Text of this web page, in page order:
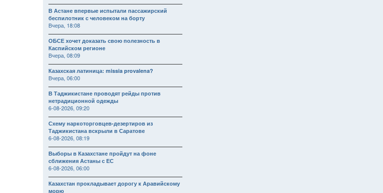
В Астане впервые испытали пассажирский
беспилотник с человеком на борту
Вчера, 18:08
ОБСЕ хочет доказать свою полезность в
Каспийском регионе
Вчера, 08:09
Казахская латиница: missia provalena?
Вчера, 06:00
В Таджикистане проводят рейды против
нетрадиционной одежды
6-08-2026, 09:20
Схему наркоторговцев-дезертиров из
Таджикистана вскрыли в Саратове
6-08-2026, 08:19
Выборы в Казахстане пройдут на фоне
сближения Астаны с ЕС
6-08-2026, 06:00
Казахстан прокладывает дорогу к Аравийскому
морю